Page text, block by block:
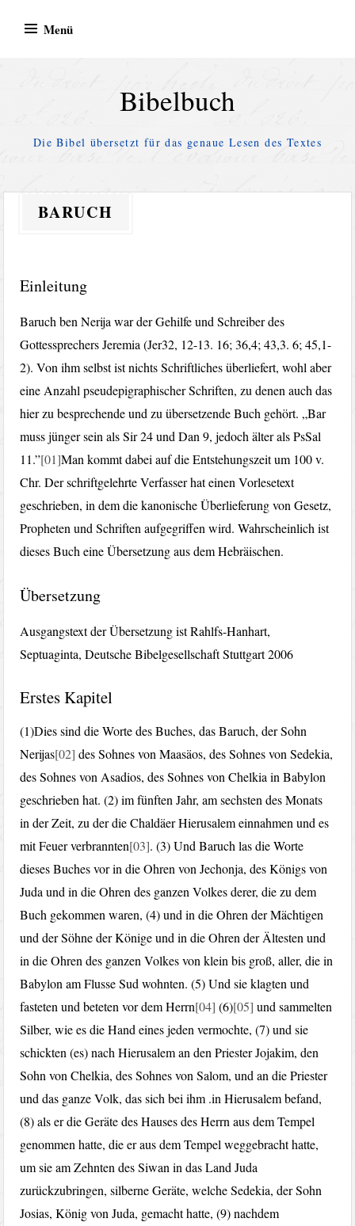
Inhalt
Menü
Bibelbuch
Die Bibel übersetzt für das genaue Lesen des Textes
BARUCH
Einleitung
Baruch ben Nerija war der Gehilfe und Schreiber des
Gottessprechers Jeremia (Jer32, 12-13. 16; 36,4; 43,3. 6; 45,1-
2). Von ihm selbst ist nichts Schriftliches überliefert, wohl aber
eine Anzahl pseudepigraphischer Schriften, zu denen auch das
hier zu besprechende und zu übersetzende Buch gehört. „Bar
muss jünger sein als Sir 24 und Dan 9, jedoch älter als PsSal
11.”[01]Man kommt dabei auf die Entstehungszeit um 100 v.
Chr. Der schriftgelehrte Verfasser hat einen Vorlesetext
geschrieben, in dem die kanonische Überlieferung von Gesetz,
Propheten und Schriften aufgegriffen wird. Wahrscheinlich ist
dieses Buch eine Übersetzung aus dem Hebräischen.
Übersetzung
Ausgangstext der Übersetzung ist Rahlfs-Hanhart,
Septuaginta, Deutsche Bibelgesellschaft Stuttgart 2006
Erstes Kapitel
(1)Dies sind die Worte des Buches, das Baruch, der Sohn
Nerijas[02] des Sohnes von Maasäos, des Sohnes von Sedekia,
des Sohnes von Asadios, des Sohnes von Chelkia in Babylon
geschrieben hat. (2) im fünften Jahr, am sechsten des Monats
in der Zeit, zu der die Chaldäer Hierusalem einnahmen und es
mit Feuer verbrannten[03]. (3) Und Baruch las die Worte
dieses Buches vor in die Ohren von Jechonja, des Königs von
Juda und in die Ohren des ganzen Volkes derer, die zu dem
Buch gekommen waren, (4) und in die Ohren der Mächtigen
und der Söhne der Könige und in die Ohren der Ältesten und
in die Ohren des ganzen Volkes von klein bis groß, aller, die in
Babylon am Flusse Sud wohnten. (5) Und sie klagten und
fasteten und beteten vor dem Herrn[04] (6)[05] und sammelten
Silber, wie es die Hand eines jeden vermochte, (7) und sie
schickten (es) nach Hierusalem an den Priester Jojakim, den
Sohn von Chelkia, des Sohnes von Salom, und an die Priester
und das ganze Volk, das sich bei ihm .in Hierusalem befand,
(8) als er die Geräte des Hauses des Herrn aus dem Tempel
genommen hatte, die er aus dem Tempel weggebracht hatte,
um sie am Zehnten des Siwan in das Land Juda
zurückzubringen, silberne Geräte, welche Sedekia, der Sohn
Josias, König von Juda, gemacht hatte, (9) nachdem